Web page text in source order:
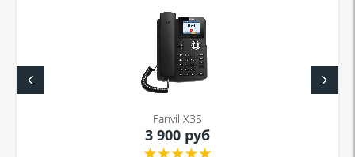
Fanvil X3S
3 900 руб